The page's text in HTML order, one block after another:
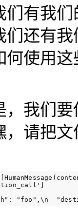
有我
还有
使用
我们
请把
"foo",\n